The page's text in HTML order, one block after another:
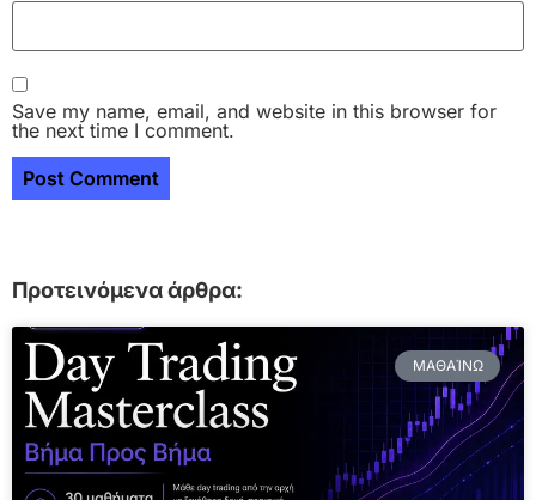
Save my name, email, and website in this browser for
the next time I comment.
Προτεινόμενα άρθρα:
ΜΑΘΑΊΝΩ